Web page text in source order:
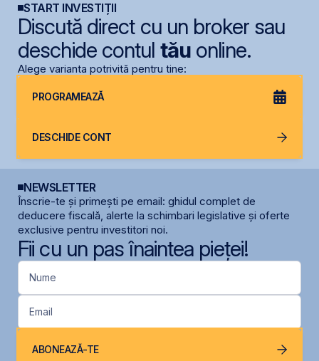
START INVESTIȚII
Discută direct cu un broker sau
deschide contul tăuonline.
Alege varianta potrivită pentru tine:
PROGRAMEAZĂ
DESCHIDE CONT
NEWSLETTER
Înscrie-te și primești pe email: ghidul complet de
deducere fiscală, alerte la schimbari legislative și oferte
exclusive pentru investitori noi.
Fii cu un pas înaintea pieței!
Nume
Email
ABONEAZĂ-TE